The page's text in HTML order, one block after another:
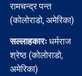
रामचन्द्र पन्त
(कोलोराडो, अमेरिका)
सल्लाहकारःधर्मराज
श्रेष्ठ (कोलोराडो,
अमेरिका)